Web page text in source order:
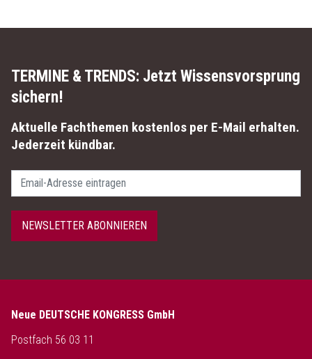
TERMINE & TRENDS: Jetzt Wissensvorsprung
sichern!
Aktuelle Fachthemen kostenlos per E-Mail erhalten.
Jederzeit kündbar.
Passwort
NEWSLETTER ABONNIEREN
Neue DEUTSCHE KONGRESS GmbH
Postfach 56 03 11